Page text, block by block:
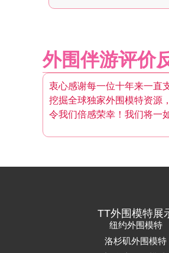
外围伴游评价
衷心感谢每一位十年来一直
挖掘全球独家外围模特资源
令我们倍感荣幸！我们将一
TT外围模特展
纽约外围模特
洛杉矶外围模特